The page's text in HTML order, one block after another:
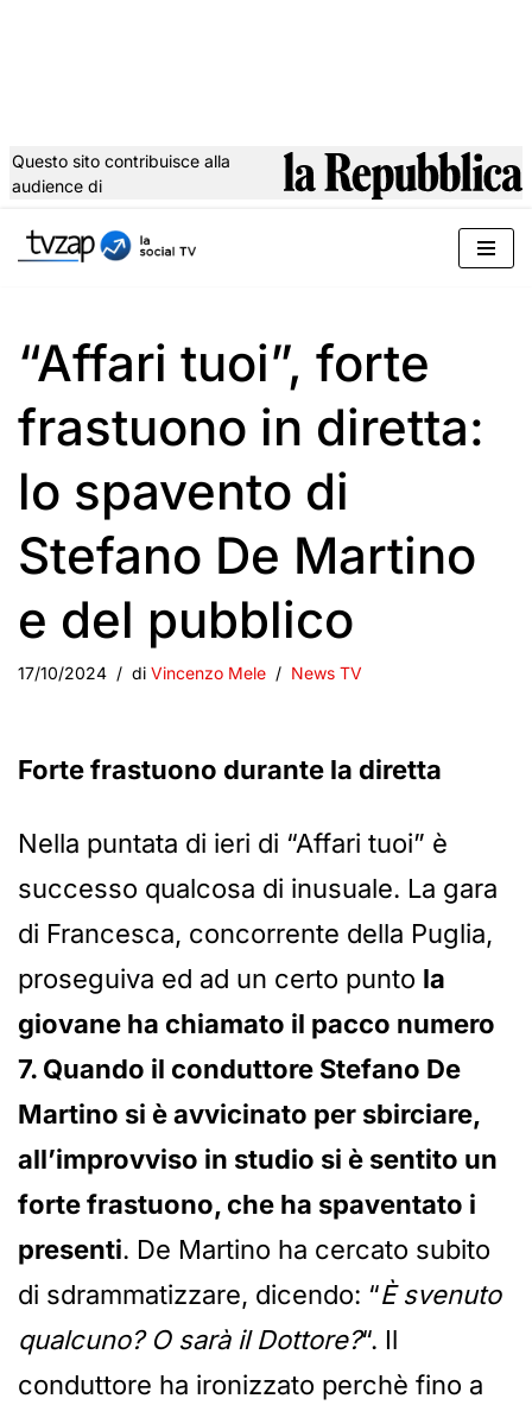
al
Questo sito contribuisce alla
audience di
“Affari tuoi”, forte
frastuono in diretta:
lo spavento di
Stefano De Martino
e del pubblico
17/10/2024 di Vincenzo Mele News TV
Forte frastuono durante la diretta
Nella puntata di ieri di “Affari tuoi” è
successo qualcosa di inusuale. La gara
di Francesca, concorrente della Puglia,
proseguiva ed ad un certo punto la
giovane ha chiamato il pacco numero
7. Quando il conduttore Stefano De
Martino si è avvicinato per sbirciare,
all’improvviso in studio si è sentito un
forte frastuono, che ha spaventato i
presenti. De Martino ha cercato subito
di sdrammatizzare, dicendo: “È svenuto
qualcuno? O sarà il Dottore?“. Il
conduttore ha ironizzato perchè fino a